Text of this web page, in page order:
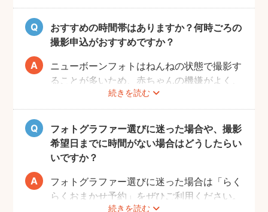
で、フォトグラファーを比較検討する時間が
十分に取れない場合があります。
そのような方には、簡単に予約できる「らく
らくおまかせ予約」をおすすめします。
妊娠中で時間をかけてフォトグラファーを比
較検討したい方は、「こだわり指名予約」で
お気に入りのフォトグラファーを見つけるの
つになるはずです。
おすすめの時間帯はありますか？何時ごろの
撮影申込がおすすめですか？
続きを読む
ニューボーンフォトはねんねの状態で撮影す
ることが多いため、赤ちゃんの機嫌がよく、
ねんねできる＆自然光で撮影できる午前中が
おすすめです。
もちろん午後でも綺麗に撮影可能は可能です
のでご安心ください。
フォトグラファー選びに迷った場合や、撮影
希望日までに時間がない場合はどうしたらい
いですか？
続きを読む
フォトグラファー選びに迷った場合は「らく
らくおまかせ予約」をぜひご利用ください。